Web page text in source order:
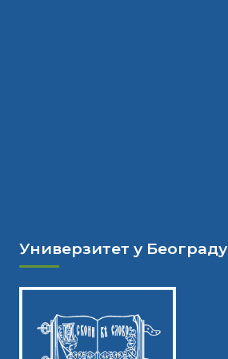
Универзитет у Београду